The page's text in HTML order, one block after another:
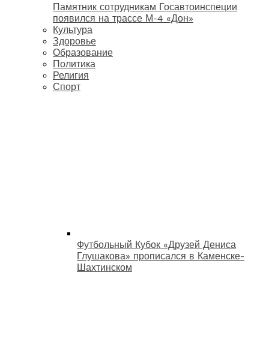
Памятник сотрудникам Госавтоинспеции
появился на трассе М-4 «Дон»
Культура
Здоровье
Образование
Политика
Религия
Спорт
Футбольный Кубок «Друзей Дениса
Глушакова» прописался в Каменске-
Шахтинском